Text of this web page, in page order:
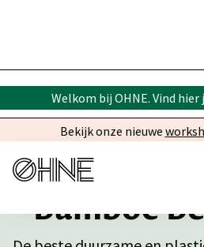
Welkom bij OHNE. Vind hier
Bekijk onze nieuwe
Bamboe